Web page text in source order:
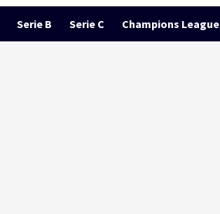
Serie B Serie C Champions League